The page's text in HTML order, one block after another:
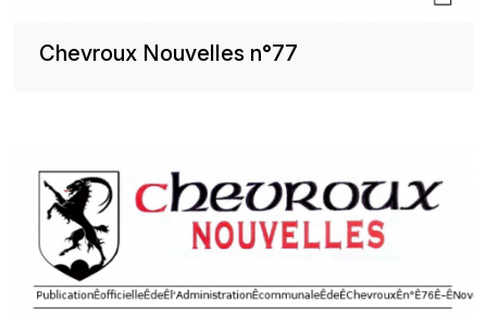
Chevroux Nouvelles n°77